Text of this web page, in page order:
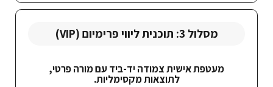
מסלול 3: תוכנית ליווי פרימיום (VIP)
מעטפת אישית צמודה יד-ביד עם מורה פרטי,
לתוצאות מקסימליות.